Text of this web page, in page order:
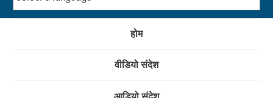
होम
वीडियो संदेश